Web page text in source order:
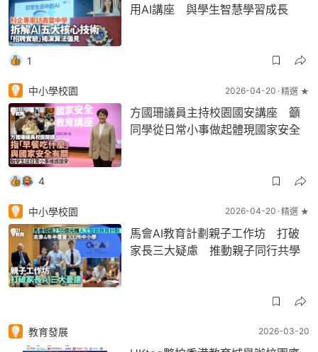
用AI講座 與學生智慧學習成長
1
中小學校園 2026-04-20 精選 ★
方國珊議員主持校園國安講座 籲
同學從日常小事做起體現國家安全
4
中小學校園 2026-04-20 精選 ★
馬會AI教育計劃親子工作坊 打破
家長三大疑慮 推動親子同行共學
教育發展 2026-03-20